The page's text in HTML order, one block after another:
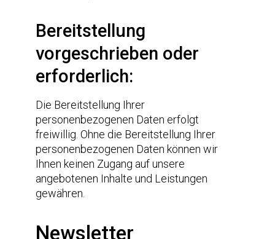
Bereitstellung
vorgeschrieben oder
erforderlich:
Die Bereitstellung Ihrer
personenbezogenen Daten erfolgt
freiwillig. Ohne die Bereitstellung Ihrer
personenbezogenen Daten können wir
Ihnen keinen Zugang auf unsere
angebotenen Inhalte und Leistungen
gewähren.
Newsletter